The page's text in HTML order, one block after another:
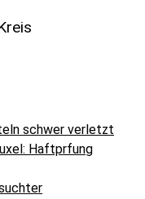
schwer verletzt
Haftprfung